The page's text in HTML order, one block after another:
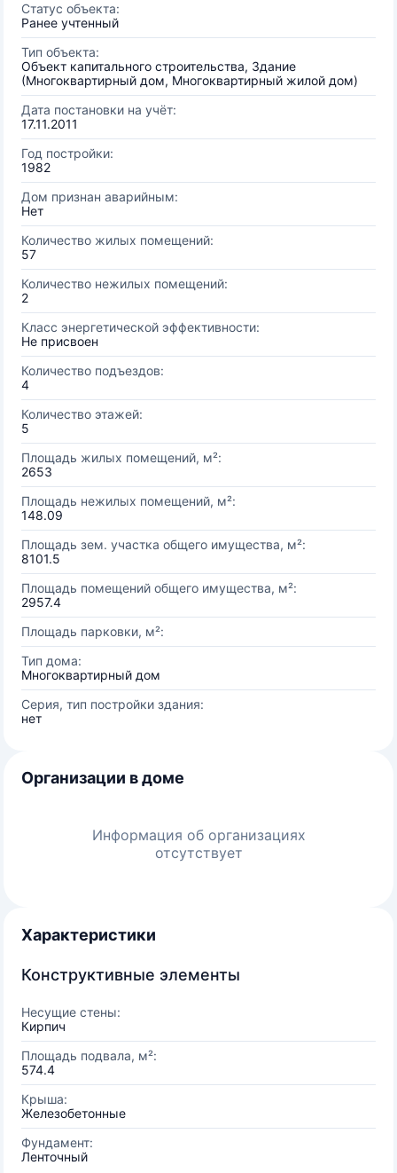
Статус объекта:
Ранее учтенный
Тип объекта:
Объект капитального строительства, Здание
(Многоквартирный дом, Многоквартирный жилой дом)
Дата постановки на учёт:
17.11.2011
Год постройки:
1982
Дом признан аварийным:
Нет
Количество жилых помещений:
57
Количество нежилых помещений:
2
Класс энергетической эффективности:
Не присвоен
Количество подъездов:
4
Количество этажей:
5
Площадь жилых помещений, м²:
2653
Площадь нежилых помещений, м²:
148.09
Площадь зем. участка общего имущества, м²:
8101.5
Площадь помещений общего имущества, м²:
2957.4
Площадь парковки, м²:
Тип дома:
Многоквартирный дом
Серия, тип постройки здания:
нет
Организации в доме
Информация об организациях
отсутствует
Характеристики
Конструктивные элементы
Несущие стены:
Кирпич
Площадь подвала, м²:
574.4
Крыша:
Железобетонные
Фундамент:
Ленточный